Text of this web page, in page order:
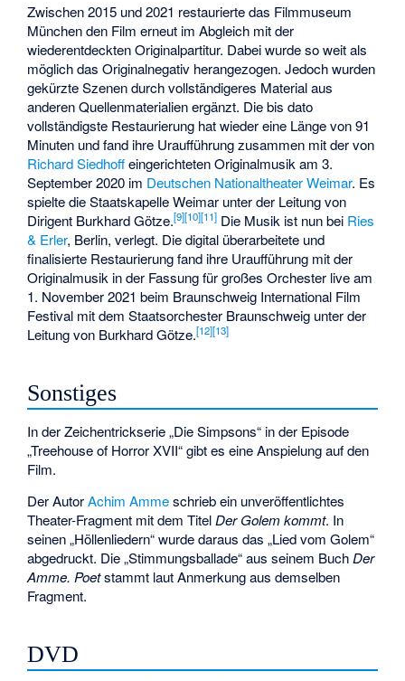
Zwischen 2015 und 2021 restaurierte das Filmmuseum
München den Film erneut im Abgleich mit der
wiederentdeckten Originalpartitur. Dabei wurde so weit als
möglich das Originalnegativ herangezogen. Jedoch wurden
gekürzte Szenen durch vollständigeres Material aus
anderen Quellenmaterialien ergänzt. Die bis dato
vollständigste Restaurierung hat wieder eine Länge von 91
Minuten und fand ihre Uraufführung zusammen mit der von
Richard Siedhoffeingerichteten Originalmusik am 3.
September 2020 im Deutschen Nationaltheater Weimar. Es
spielte die Staatskapelle Weimar unter der Leitung von
Dirigent Burkhard Götze.[9][10][11] Die Musik ist nun bei Ries
& Erler, Berlin, verlegt. Die digital überarbeitete und
finalisierte Restaurierung fand ihre Uraufführung mit der
Originalmusik in der Fassung für großes Orchester live am
1. November 2021 beim Braunschweig International Film
Festival mit dem Staatsorchester Braunschweig unter der
Leitung von Burkhard Götze.[12][13]
Sonstiges
In der Zeichentrickserie „Die Simpsons“ in der Episode
„Treehouse of Horror XVII“ gibt es eine Anspielung auf den
Film.
Der AutorAchim Ammeschrieb ein unveröffentlichtes
Theater-Fragment mit dem TitelDer Golem kommt. In
seinen „Höllenliedern“ wurde daraus das „Lied vom Golem“
abgedruckt. Die „Stimmungsballade“ aus seinem BuchDer
Amme. Poetstammt laut Anmerkung aus demselben
Fragment.
DVD